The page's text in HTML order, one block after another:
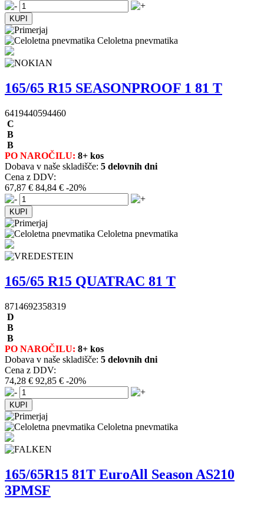
Celoletna pnevmatika
165/65 R15 SEASONPROOF 1 81 T
6419440594460
C
B
B
PO NAROČILU: 8+ kos
Dobava v naše skladišče: 5 delovnih dni
Cena z DDV:
67,87 € 84,84 € -20%
Celoletna pnevmatika
165/65 R15 QUATRAC 81 T
8714692358319
D
B
B
PO NAROČILU: 8+ kos
Dobava v naše skladišče: 5 delovnih dni
Cena z DDV:
74,28 € 92,85 € -20%
Celoletna pnevmatika
165/65R15 81T EuroAll Season AS210
3PMSF